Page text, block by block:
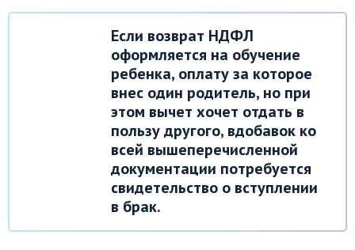
Если возврат НДФЛ
оформляется на обучение
ребенка, оплату за которое
внес один родитель, но при
этом вычет хочет отдать в
пользу другого, вдобавок ко
всей вышеперечисленной
документации потребуется
свидетельство о вступлении
в брак.